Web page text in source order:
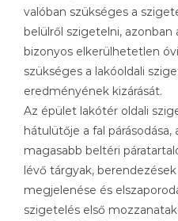
valóban szükséges a
belülről szigetelni, azonban
bizonyos elkerülhetetlen
szükséges a lakóoldali
eredményének kizárását.
Az épület lakótér oldali
hátulütője a fal párásodása,
magasabb beltéri
lévő tárgyak,
megjelenése és
szigetelés első